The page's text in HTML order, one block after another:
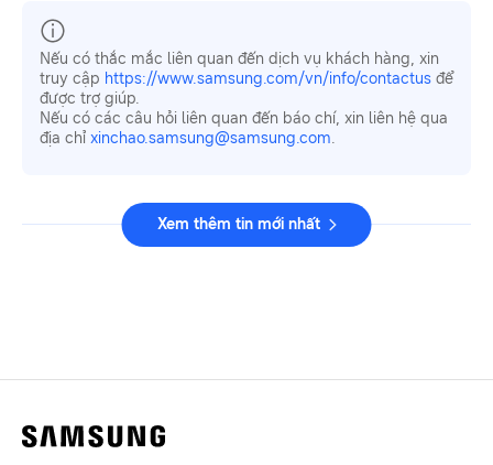
Nếu có thắc mắc liên quan đến dịch vụ khách hàng, xin
truy cập https://www.samsung.com/vn/info/contactus để
được trợ giúp.
Nếu có các câu hỏi liên quan đến báo chí, xin liên hệ qua
địa chỉ xinchao.samsung@samsung.com.
Xem thêm tin mới nhất